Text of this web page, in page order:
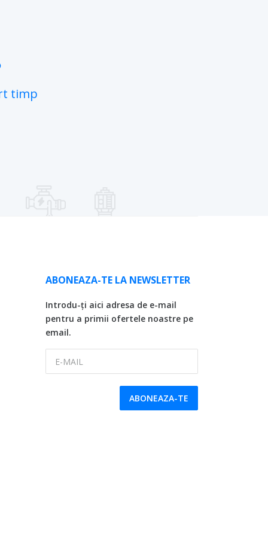
timp
ABONEAZA-TE LA NEWSLETTER
Introdu-ți aici adresa de e-mail
pentru a primii ofertele noastre pe
email.
ABONEAZA-TE